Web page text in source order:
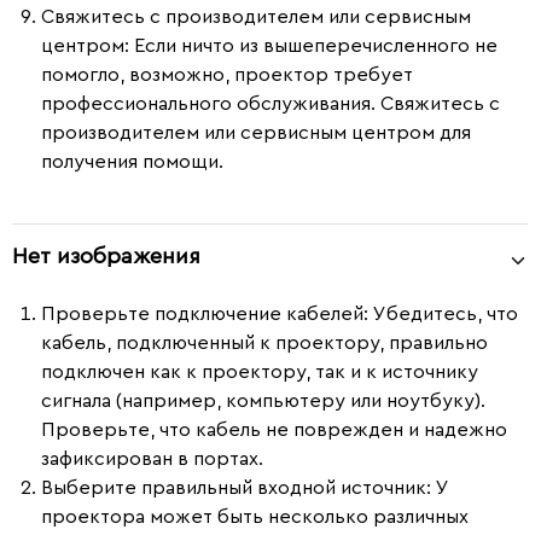
Свяжитесь с производителем или сервисным
центром: Если ничто из вышеперечисленного не
помогло, возможно, проектор требует
профессионального обслуживания. Свяжитесь с
производителем или сервисным центром для
получения помощи.
Нет изображения
Проверьте подключение кабелей: Убедитесь, что
кабель, подключенный к проектору, правильно
подключен как к проектору, так и к источнику
сигнала (например, компьютеру или ноутбуку).
Проверьте, что кабель не поврежден и надежно
зафиксирован в портах.
Выберите правильный входной источник: У
проектора может быть несколько различных